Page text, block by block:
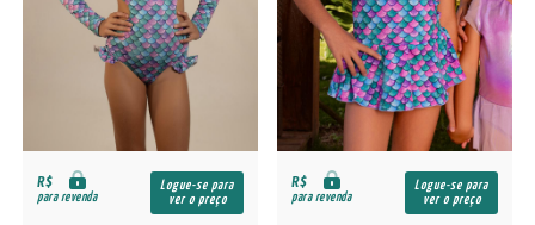
R$
para revenda
Logue-se para
ver o preço
R$
para revenda
Logue-se para
ver o preço